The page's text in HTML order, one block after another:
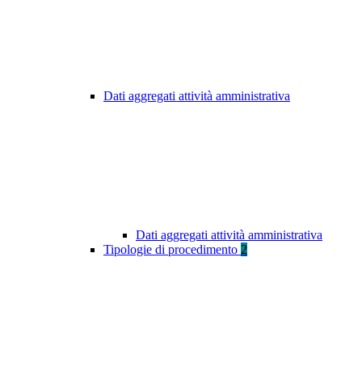
Dati aggregati attività amministrativa
Dati aggregati attività amministrativa
Tipologie di procedimento 2